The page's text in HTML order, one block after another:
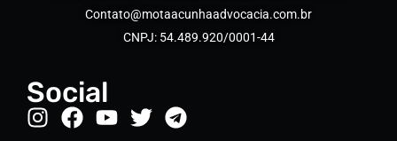
Contato@motaacunhaadvocacia.com.br
CNPJ: 54.489.920/0001-44
Social